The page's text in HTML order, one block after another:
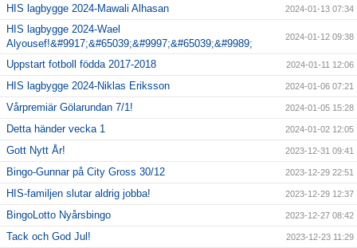
HIS lagbygge 2024-Mawali Alhasan 2024-01-13 07:34
HIS lagbygge 2024-Wael
Alyousef!&#9917;&#65039;&#9997;&#65039;&#9989;
2024-01-12 09:38
Uppstart fotboll födda 2017-2018 2024-01-11 12:06
HIS lagbygge 2024-Niklas Eriksson 2024-01-06 07:21
Vårpremiär Gölarundan 7/1! 2024-01-05 15:28
Detta händer vecka 1 2024-01-02 12:05
Gott Nytt År! 2023-12-31 09:41
Bingo-Gunnar på City Gross 30/12 2023-12-29 22:51
HIS-familjen slutar aldrig jobba! 2023-12-29 12:37
BingoLotto Nyårsbingo 2023-12-27 08:42
Tack och God Jul! 2023-12-23 11:29